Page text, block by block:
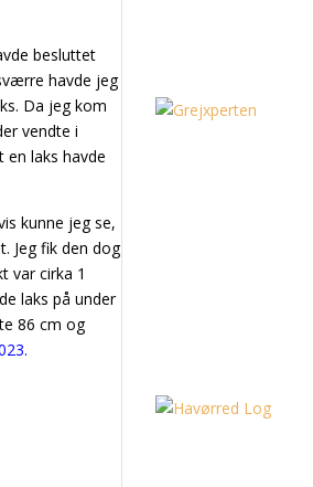
besluttet
havde jeg
Da jeg kom
vendte i
laks havde
kunne jeg se,
Jeg fik den dog
var cirka 1
laks på under
86 cm og